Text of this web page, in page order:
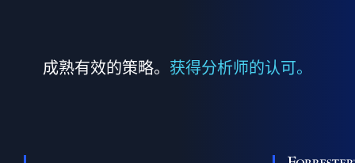
成熟有效的策略。 获得分析师的认可。